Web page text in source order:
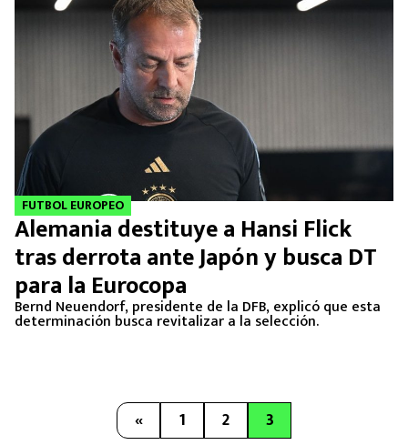
FUTBOL EUROPEO
Alemania destituye a Hansi Flick
tras derrota ante Japón y busca DT
para la Eurocopa
Bernd Neuendorf, presidente de la DFB, explicó que esta
determinación busca revitalizar a la selección.
« 1 2 3